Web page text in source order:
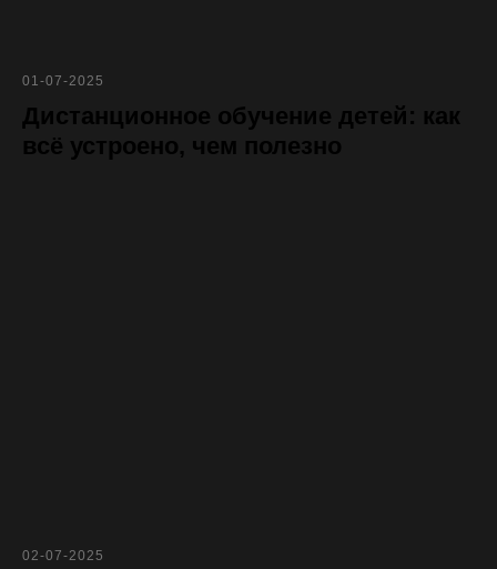
01-07-2025
Дистанционное обучение детей: как
всё устроено, чем полезно
02-07-2025